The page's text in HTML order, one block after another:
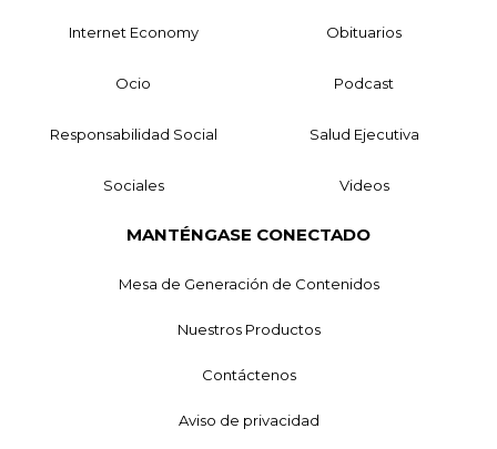
Internet Economy Obituarios
Ocio Podcast
Responsabilidad Social Salud Ejecutiva
Sociales Videos
MANTÉNGASE CONECTADO
Mesa de Generación de Contenidos
Nuestros Productos
Contáctenos
Aviso de privacidad